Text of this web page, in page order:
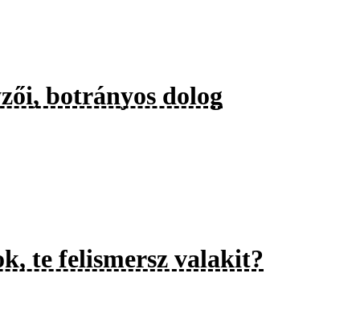
botrányos dolog
te felismersz valakit?